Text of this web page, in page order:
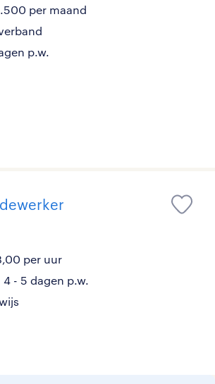
per maand
p.w.
per uur
- 5 dagen p.w.